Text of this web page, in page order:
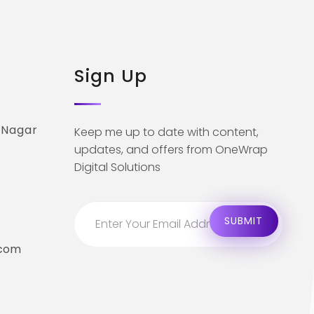
Sign Up
Keep me up to date with content,
updates, and offers from OneWrap
Digital Solutions